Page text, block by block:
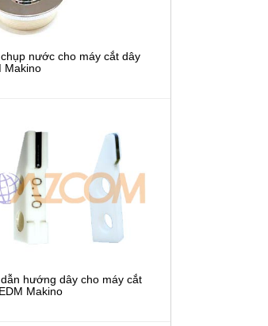
nước cho máy cắt dây
Makino
hướng dây cho máy cắt
Makino